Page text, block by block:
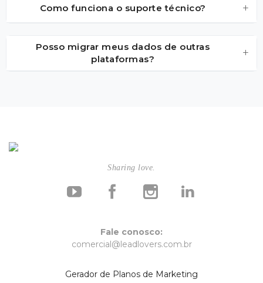
Como funciona o suporte técnico? +
Posso migrar meus dados de outras
plataformas?
+
Sharing love.
Fale conosco:
comercial@leadlovers.com.br
Gerador de Planos de Marketing